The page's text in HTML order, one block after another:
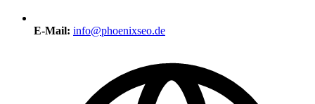
E-Mail: info@phoenixseo.de